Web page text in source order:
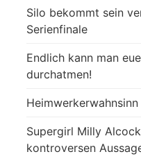
Silo bekommt sein
Serienfinale
Endlich kann man
durchatmen!
Supergirl Milly
kontroversen